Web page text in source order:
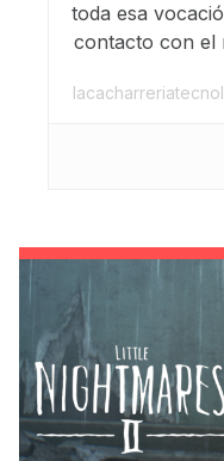
toda esa
contacto con el